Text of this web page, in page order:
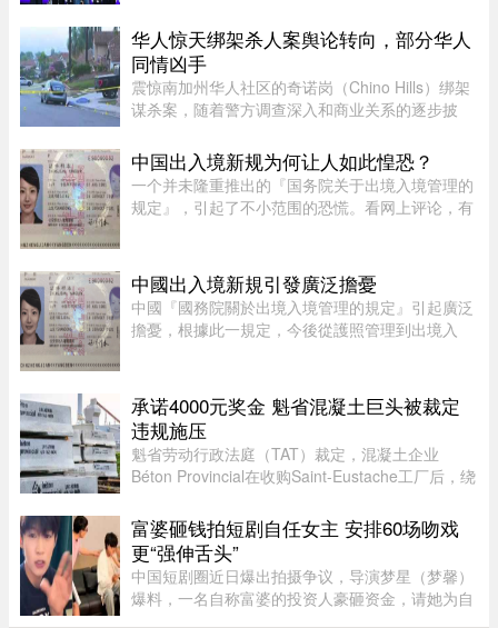
热闹的祝贺声中，也会有人好奇：邓煜研究的狭义
希尔伯特第六问题和王虹研 ...
华人惊天绑架杀人案舆论转向，部分华人
同情凶手
震惊南加州华人社区的奇诺岗（Chino Hills）绑架
谋杀案，随着警方调查深入和商业关系的逐步披
中的舆论风向开始出现微妙变化。部分华人社区成
员开始对已遭警方击毙的 ...
中国出入境新规为何让人如此惶恐？
一个并未隆重推出的『国务院关于出境入境管理的
规定』，引起了不小范围的恐慌。看网上评论，有
性很大，是一张隐性的网， ...
中國出入境新規引發廣泛擔憂
中國『國務院關於出境入境管理的規定』引起廣泛
擔憂，根據此一規定，今後從護照管理到出境入
承诺4000元奖金 魁省混凝土巨头被裁定
违规施压
魁省劳动行政法庭（TAT）裁定，混凝土企业
Béton Provincial在收购Saint-Eustache工厂后，绕
可获4000元”为条件施压，干扰集体协议谈判。法
庭指出，公司未告知员工， ...
富婆砸钱拍短剧自任女主 安排60场吻戏
更“强伸舌头”
中国短剧圈近日爆出拍摄争议，导演梦星（梦馨）
爆料，一名自称富婆的投资人豪砸资金，请她为自